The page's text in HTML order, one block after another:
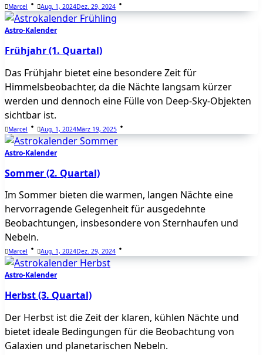
Marcel Aug. 1, 2024Dez. 29, 2024
Astro-Kalender
Frühjahr (1. Quartal)
Das Frühjahr bietet eine besondere Zeit für
Himmelsbeobachter, da die Nächte langsam kürzer
werden und dennoch eine Fülle von Deep-Sky-Objekten
sichtbar ist.
Marcel Aug. 1, 2024März 19, 2025
Astro-Kalender
Sommer (2. Quartal)
Im Sommer bieten die warmen, langen Nächte eine
hervorragende Gelegenheit für ausgedehnte
Beobachtungen, insbesondere von Sternhaufen und
Nebeln.
Marcel Aug. 1, 2024Dez. 29, 2024
Astro-Kalender
Herbst (3. Quartal)
Der Herbst ist die Zeit der klaren, kühlen Nächte und
bietet ideale Bedingungen für die Beobachtung von
Galaxien und planetarischen Nebeln.